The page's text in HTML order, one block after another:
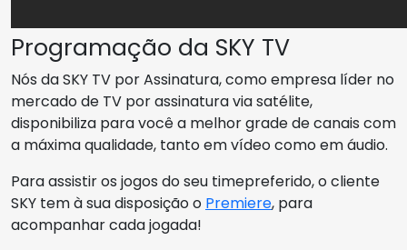
Programação da SKY TV
Nós da SKY TV por Assinatura, como empresa líder no
mercado de TV por assinatura via satélite,
disponibiliza para você a melhor grade de canais com
a máxima qualidade, tanto em vídeo como em áudio.
Para assistir os jogos do seu timepreferido, o cliente
SKY tem à sua disposição o Premiere, para
acompanhar cada jogada!